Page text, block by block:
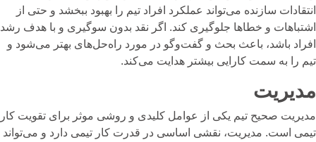
انتقادات سازنده می‌تواند عملکرد افراد تیم را بهبود ببخشد و حتی از
اشتباهات و خطاها جلوگیری کند. اگر نقد بدون سوگیری و با هدف رشد
افراد باشد، باعث بحث و گفت‌وگو در مورد راه‌حل‌های بهتر می‌شود و
تیم را به سمت کارایی بیشتر هدایت می‌کند.
مدیریت
مدیریت صحیح تیم یکی از عوامل کلیدی و روشی موثر برای تقویت کار
تیمی است. مدیریت، نقشی اساسی در قدرت کار تیمی دارد و می‌تواند